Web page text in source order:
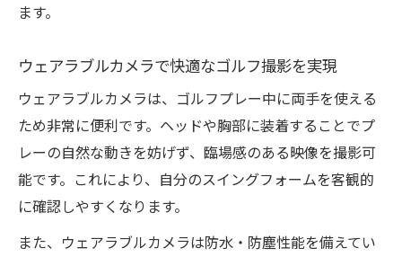
ます。
ウェアラブルカメラで快適なゴルフ撮影を実現
ウェアラブルカメラは、ゴルフプレー中に両手を使える
ため非常に便利です。ヘッドや胸部に装着することでプ
レーの自然な動きを妨げず、臨場感のある映像を撮影可
能です。これにより、自分のスイングフォームを客観的
に確認しやすくなります。
また、ウェアラブルカメラは防水・防塵性能を備えてい